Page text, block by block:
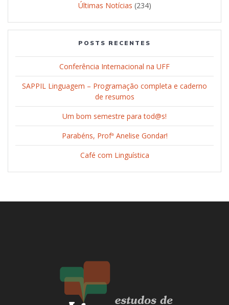
Últimas Notícias (234)
POSTS RECENTES
Conferência Internacional na UFF
SAPPIL Linguagem – Programação completa e caderno
de resumos
Um bom semestre para tod@s!
Parabéns, Profª Anelise Gondar!
Café com Linguística